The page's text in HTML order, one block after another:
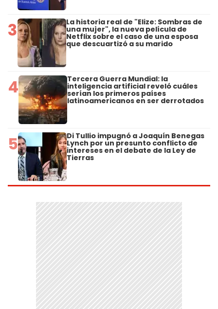
3 La historia real de "Elize: Sombras de
una mujer", la nueva película de
Netflix sobre el caso de una esposa
que descuartizó a su marido
4 Tercera Guerra Mundial: la
inteligencia artificial reveló cuáles
serían los primeros países
latinoamericanos en ser derrotados
5 Di Tullio impugnó a Joaquín Benegas
Lynch por un presunto conflicto de
intereses en el debate de la Ley de
Tierras